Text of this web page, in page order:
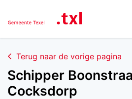
Terug naar de vorige pagina
Schipper
Cocksdorp